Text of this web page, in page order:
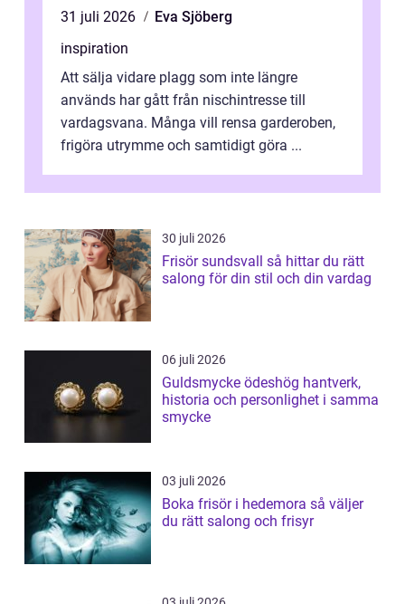
31 juli 2026
Eva Sjöberg
inspiration
Att sälja vidare plagg som inte längre
används har gått från nischintresse till
vardagsvana. Många vill rensa garderoben,
frigöra utrymme och samtidigt göra ...
30 juli 2026
Frisör sundsvall så hittar du rätt
salong för din stil och din vardag
06 juli 2026
Guldsmycke ödeshög hantverk,
historia och personlighet i samma
smycke
03 juli 2026
Boka frisör i hedemora så väljer
du rätt salong och frisyr